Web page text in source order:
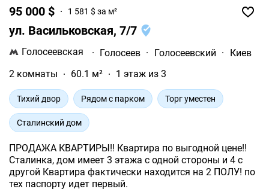
95 000 $ 1 581 $ за м²
ул. Васильковская, 7/7
Голосеевская · Голосеев · Голосеевский ·
Киев
2 комнаты
60.1 м² 1 этаж из 3
Тихий двор Рядом с парком Торг уместен
Сталинский дом
ПРОДАЖА КВАРТИРЫ!! Квартира по выгодной цене!!
Сталинка, дом имеет 3 этажа с одной стороны и 4 с
другой Квартира фактически находится на 2 ПОЛУ! по
тех паспорту идет первый.